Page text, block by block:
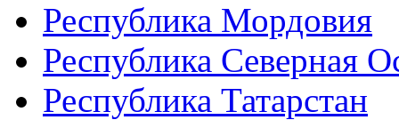
Республика Мордовия
Республика Северная
Республика Татарстан